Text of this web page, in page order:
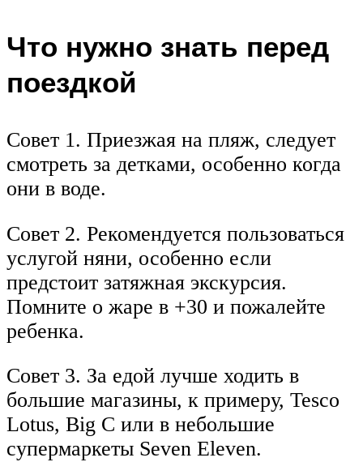
Что нужно знать перед
поездкой
Совет 1. Приезжая на пляж, следует
смотреть за детками, особенно когда
они в воде.
Совет 2. Рекомендуется пользоваться
услугой няни, особенно если
предстоит затяжная экскурсия.
Помните о жаре в +30 и пожалейте
ребенка.
Совет 3. За едой лучше ходить в
большие магазины, к примеру, Tesco
Lotus, Big C или в небольшие
супермаркеты Seven Eleven.